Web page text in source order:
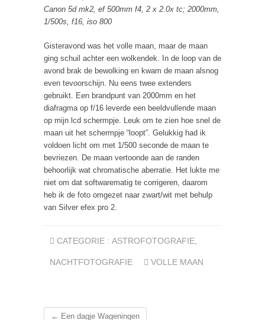
Canon 5d mk2, ef 500mm f4, 2 x 2.0x tc; 2000mm,
1/500s, f16, iso 800
Gisteravond was het volle maan, maar de maan
ging schuil achter een wolkendek. In de loop van de
avond brak de bewolking en kwam de maan alsnog
even tevoorschijn. Nu eens twee extenders
gebruikt. Een brandpunt van 2000mm en het
diafragma op f/16 leverde een beeldvullende maan
op mijn lcd schermpje. Leuk om te zien hoe snel de
maan uit het schermpje “loopt”. Gelukkig had ik
voldoen licht om met 1/500 seconde de maan te
bevriezen. De maan vertoonde aan de randen
behoorlijk wat chromatische aberratie. Het lukte me
niet om dat softwarematig te corrigeren, daarom
heb ik de foto omgezet naar zwart/wit met behulp
van Silver efex pro 2.
CATEGORIE : ASTROFOTOGRAFIE
NACHTFOTOGRAFIE VOLLE MAAN
← Een dagje Wageningen